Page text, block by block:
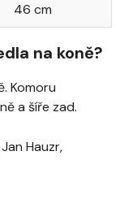
46 cm
na koně?
Komoru
a šíře zad.
Hauzr,